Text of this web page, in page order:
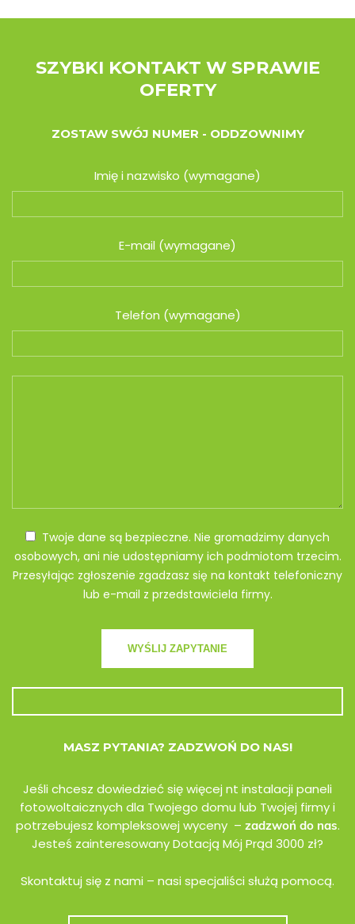
SZYBKI KONTAKT W SPRAWIE
OFERTY
ZOSTAW SWÓJ NUMER - ODDZOWNIMY
Imię i nazwisko (wymagane)
E-mail (wymagane)
Telefon (wymagane)
Twoje dane są bezpieczne. Nie gromadzimy danych
osobowych, ani nie udostępniamy ich podmiotom trzecim.
Przesyłając zgłoszenie zgadzasz się na kontakt telefoniczny
lub e-mail z przedstawiciela firmy.
MASZ PYTANIA? ZADZWOŃ DO NAS!
Jeśli chcesz dowiedzieć się więcej nt instalacji paneli
fotowoltaicznych dla Twojego domu lub Twojej firmy i
potrzebujesz kompleksowej wyceny – zadzwoń do nas.
Jesteś zainteresowany Dotacją Mój Prąd 3000 zł?
Skontaktuj się z nami – nasi specjaliści służą pomocą.